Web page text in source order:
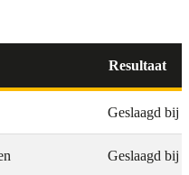
Resultaat
Geslaagd bij
Geslaagd bij